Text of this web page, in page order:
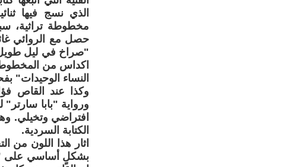
الذي نسج فيها
مخطوطة تراثية،
حصل مع الروائي
"صراخ في ليل
اكداس من
النساء الوحيدات"
وكذا عند القاص
ورواية "بابا
افتراضي وتخيلي.
الكتابة السردية.
اثار هذا اللون من
بشكلٍ أساسي على